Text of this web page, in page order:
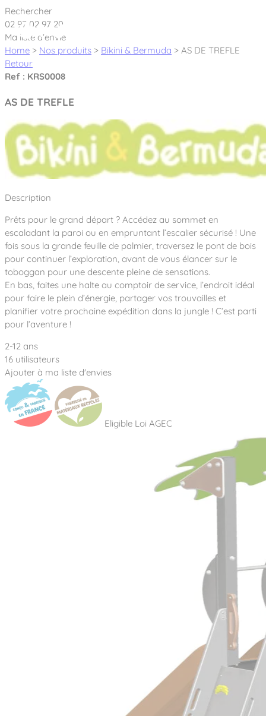
Cookies management panel
Créateur et fabricant d’aires de jeux &
Nos dernières actualités
À propos
Nos engagements
Notre partenariat avec l’association Rêves de clown
Nos Garanties
Notre concept
Notre entreprise
Notre équipe
Nous rejoindre
Aires de jeux Bikini & Bermuda®
Tous nos jeux
Jeux inclusifs
Jeux recyclés
Nos univers
Sport & Fitness Sport&Co®
Agrès fitness
Parcours de santé
Stadium Arena
Street workout
Surfpark
Équipements sportifs
Mobilier & accessoires
Mobilier urbain
Accessoires ludiques
Nos clients
Collectivités
Architectes, Paysagistes-concepteurs
Camping et résidences de vacances
Notre expertise
Des aires intergénérationnelles de
Des aires de jeux pour tous les enfants
L’éco-conception de nos jeux
La végétalisation des cours d’école
Nos matériaux
Réalisations
Contact
Les questions fréquentes
Rechercher
02 97 02 97 20
Ma liste d’envie
Home > Nos produits > Bikini & Bermuda > AS DE TREFLE
Retour
Ref : KRS0008
AS DE TREFLE
Description
Prêts pour le grand départ ? Accédez au sommet en
escaladant la paroi ou en empruntant l’escalier sécurisé ! Une
fois sous la grande feuille de palmier, traversez le pont de bois
pour continuer l’exploration, avant de vous élancer sur le
toboggan pour une descente pleine de sensations.
En bas, faites une halte au comptoir de service, l’endroit idéal
pour faire le plein d’énergie, partager vos trouvailles et
planifier votre prochaine expédition dans la jungle ! C’est parti
pour l’aventure !
2-12 ans
16 utilisateurs
Ajouter à ma liste d'envies
Eligible Loi AGEC